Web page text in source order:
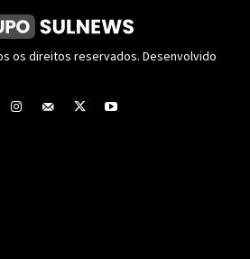
os direitos reservados. Desenvolvido